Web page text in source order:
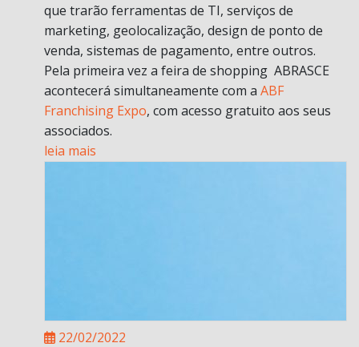
que trarão ferramentas de TI, serviços de
marketing, geolocalização, design de ponto de
venda, sistemas de pagamento, entre outros.
Pela primeira vez a feira de shopping ABRASCE
acontecerá simultaneamente com a ABF
Franchising Expo, com acesso gratuito aos seus
associados.
leia mais
22/02/2022